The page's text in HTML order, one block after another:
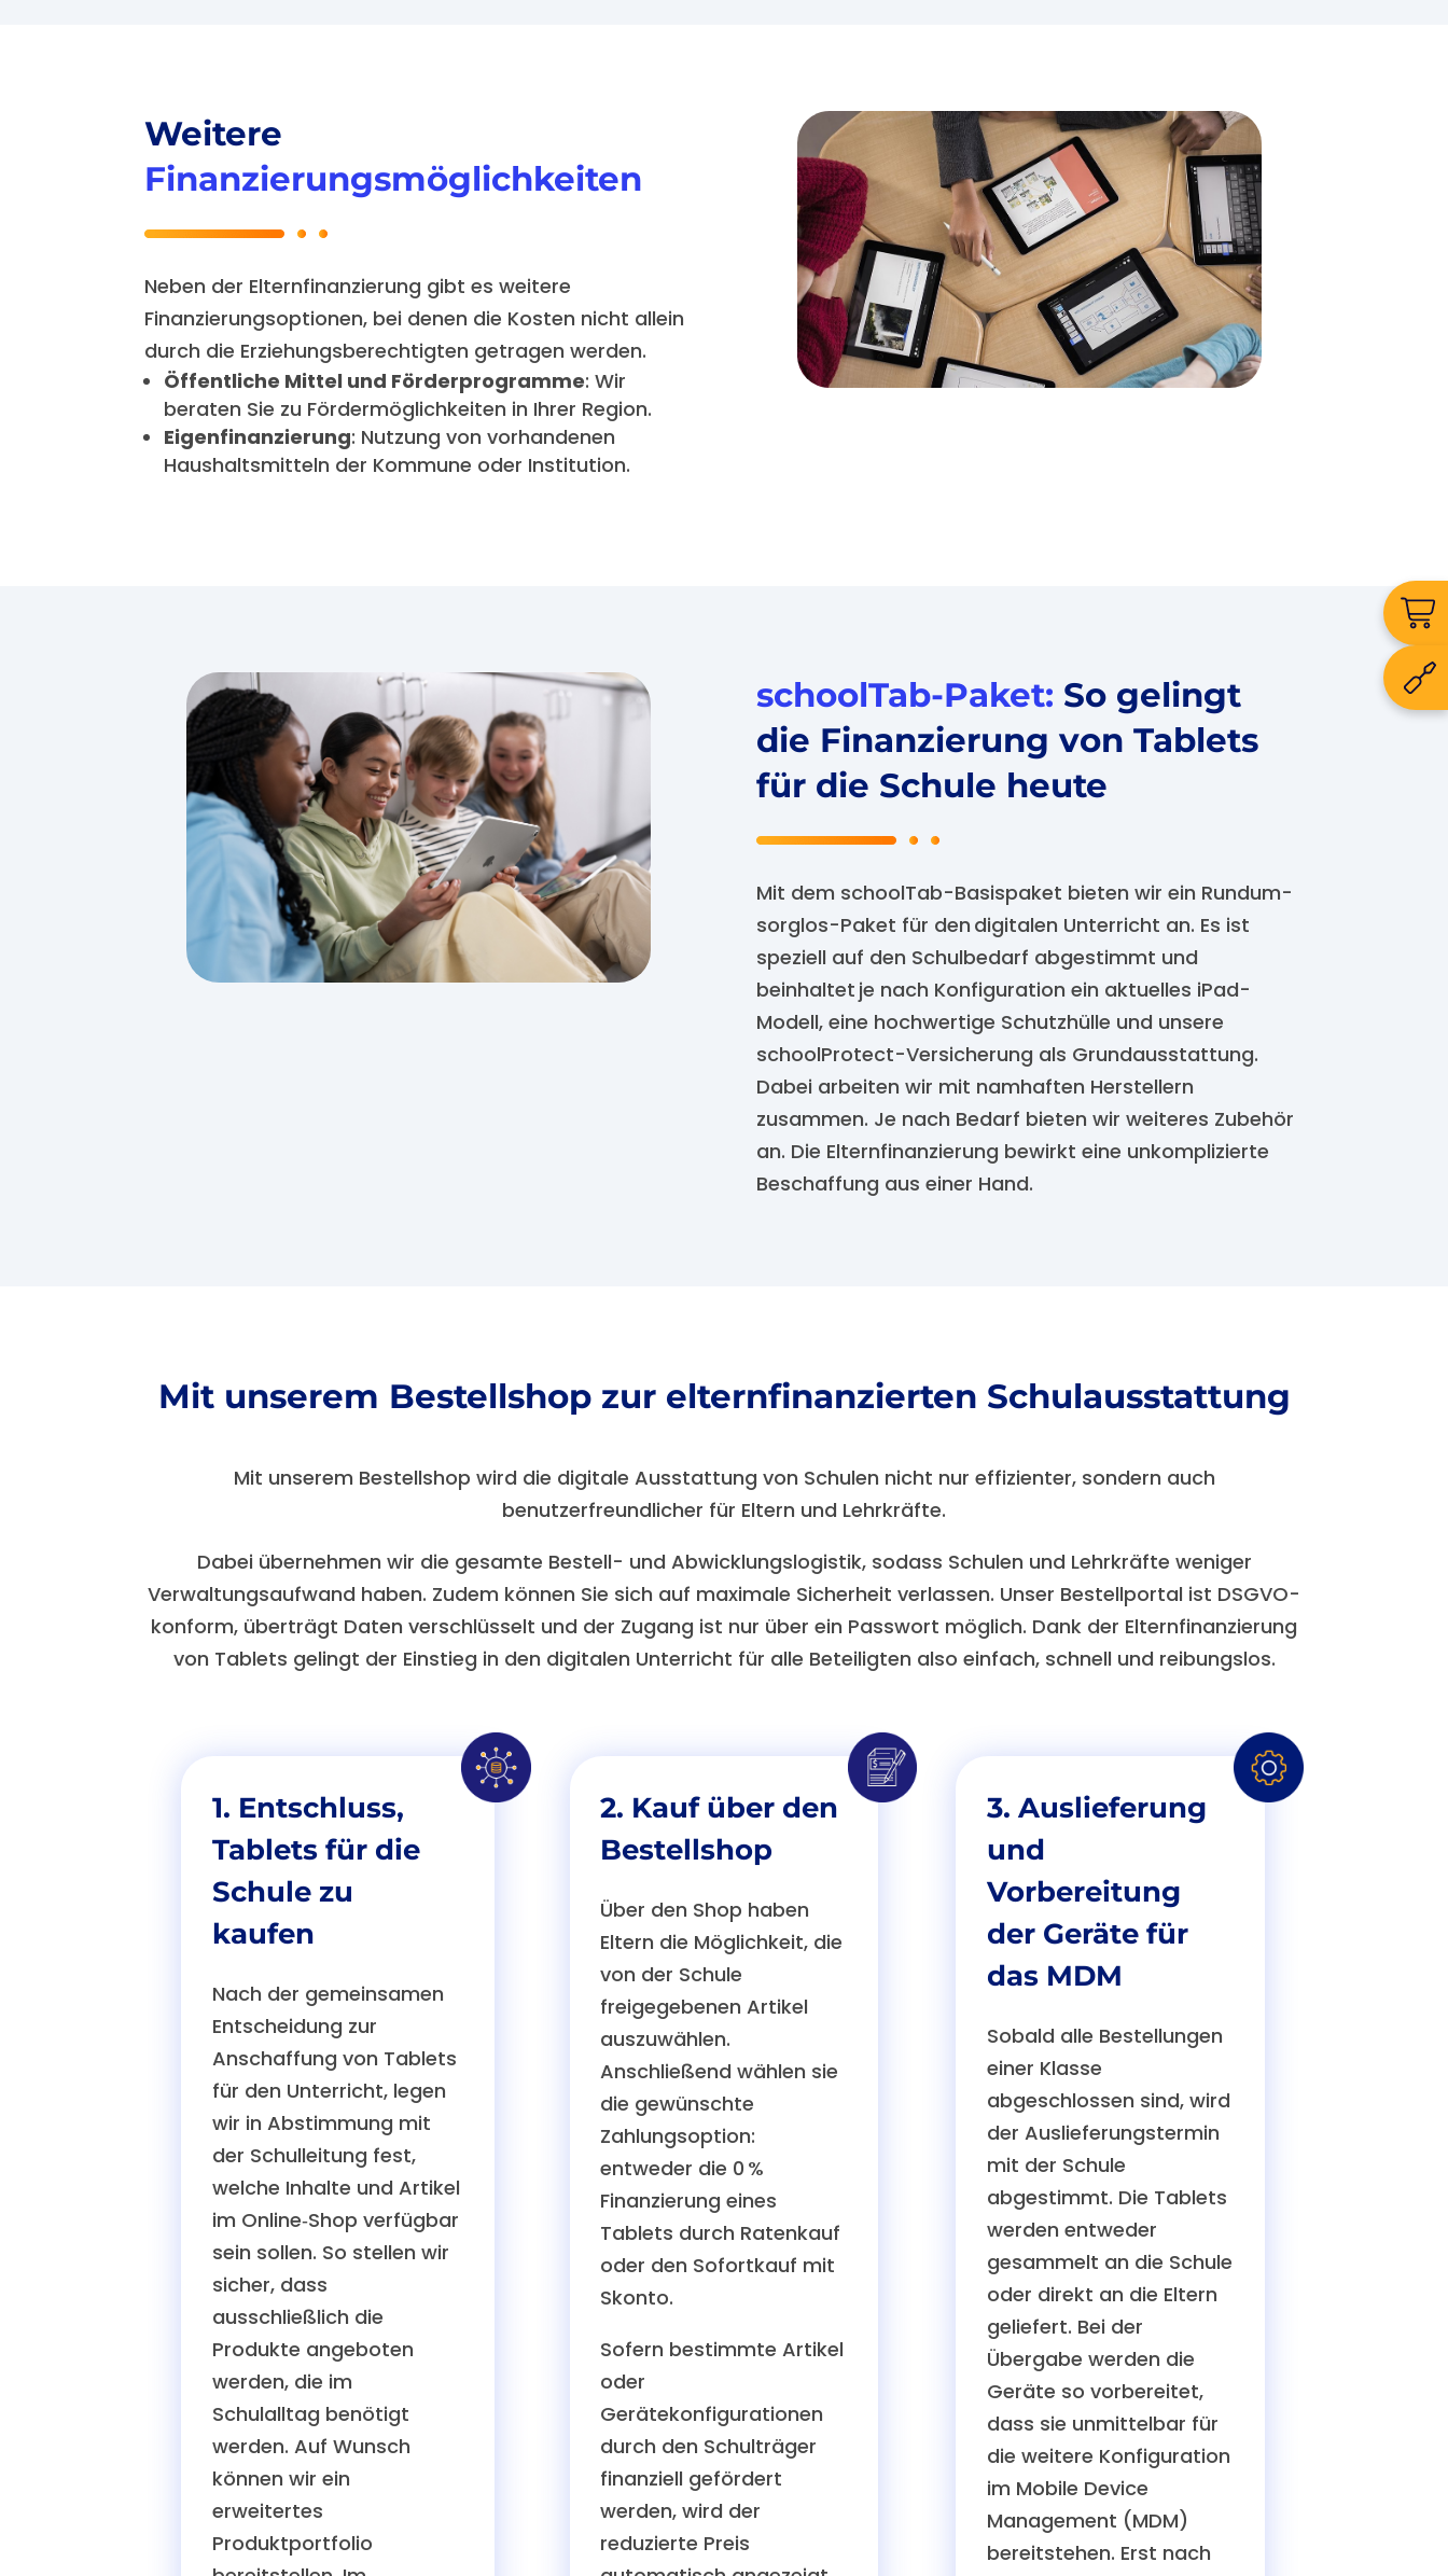
Weitere
Finanzierungsmöglichkeiten
Neben der Elternfinanzierung gibt es weitere
Finanzierungsoptionen, bei denen die Kosten nicht allein
durch die Erziehungsberechtigten getragen werden.
Öffentliche Mittel und Förderprogramme: Wir
beraten Sie zu Fördermöglichkeiten in Ihrer Region.
Eigenfinanzierung: Nutzung von vorhandenen
Haushaltsmitteln der Kommune oder Institution.
schoolTab-Paket: So gelingt
die Finanzierung von Tablets
für die Schule heute
Mit dem schoolTab-Basispaket bieten wir ein Rundum-
sorglos-Paket für den digitalen Unterricht an. Es ist
speziell auf den Schulbedarf abgestimmt und
beinhaltet je nach Konfiguration ein aktuelles iPad-
Modell, eine hochwertige Schutzhülle und unsere
schoolProtect-Versicherung als Grundausstattung.
Dabei arbeiten wir mit namhaften Herstellern
zusammen. Je nach Bedarf bieten wir weiteres Zubehör
an. Die Elternfinanzierung bewirkt eine unkomplizierte
Beschaffung aus einer Hand.
Mit unserem Bestellshop zur elternfinanzierten Schulausstattung
Mit unserem Bestellshop wird die digitale Ausstattung von Schulen nicht nur effizienter, sondern auch
benutzerfreundlicher für Eltern und Lehrkräfte.
Dabei übernehmen wir die gesamte Bestell- und Abwicklungslogistik, sodass Schulen und Lehrkräfte weniger
Verwaltungsaufwand haben. Zudem können Sie sich auf maximale Sicherheit verlassen. Unser Bestellportal ist DSGVO-
konform, überträgt Daten verschlüsselt und der Zugang ist nur über ein Passwort möglich. Dank der Elternfinanzierung
von Tablets gelingt der Einstieg in den digitalen Unterricht für alle Beteiligten also einfach, schnell und reibungslos.
1. Entschluss,
Tablets für die
Schule zu
kaufen
Nach der gemeinsamen
Entscheidung zur
Anschaffung von Tablets
für den Unterricht, legen
wir in Abstimmung mit
der Schulleitung fest,
welche Inhalte und Artikel
im Online‑Shop verfügbar
sein sollen. So stellen wir
sicher, dass
ausschließlich die
Produkte angeboten
werden, die im
Schulalltag benötigt
werden. Auf Wunsch
können wir ein
erweitertes
Produktportfolio
2. Kauf über den
Bestellshop
Über den Shop haben
Eltern die Möglichkeit, die
von der Schule
freigegebenen Artikel
auszuwählen.
Anschließend wählen sie
die gewünschte
Zahlungsoption:
entweder die 0 %
Finanzierung eines
Tablets durch Ratenkauf
oder den Sofortkauf mit
Skonto.
Sofern bestimmte Artikel
oder
Gerätekonfigurationen
durch den Schulträger
finanziell gefördert
werden, wird der
reduzierte Preis
3. Auslieferung
und
Vorbereitung
der Geräte für
das MDM
Sobald alle Bestellungen
einer Klasse
abgeschlossen sind, wird
der Auslieferungstermin
mit der Schule
abgestimmt. Die Tablets
werden entweder
gesammelt an die Schule
oder direkt an die Eltern
geliefert. Bei der
Übergabe werden die
Geräte so vorbereitet,
dass sie unmittelbar für
die weitere Konfiguration
im Mobile Device
Management (MDM)
bereitstehen. Erst nach